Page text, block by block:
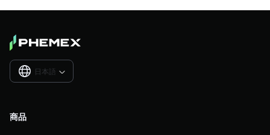
日本語 
商品